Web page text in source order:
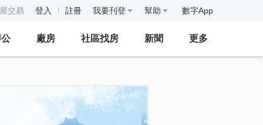
交易 登入 註冊 我要刊登 幫助 數字App
廠房 社區找房 新聞 更多